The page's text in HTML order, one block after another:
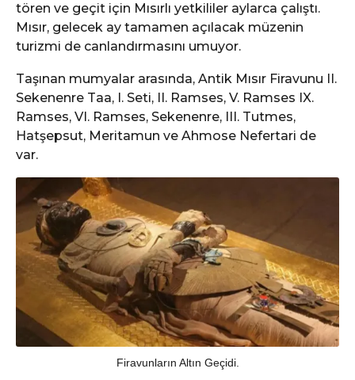
tören ve geçit için Mısırlı yetkililer aylarca çalıştı.
Mısır, gelecek ay tamamen açılacak müzenin
turizmi de canlandırmasını umuyor.
Taşınan mumyalar arasında, Antik Mısır Firavunu II.
Sekenenre Taa, I. Seti, II. Ramses, V. Ramses IX.
Ramses, VI. Ramses, Sekenenre, III. Tutmes,
Hatşepsut, Meritamun ve Ahmose Nefertari de
var.
Firavunların Altın Geçidi.